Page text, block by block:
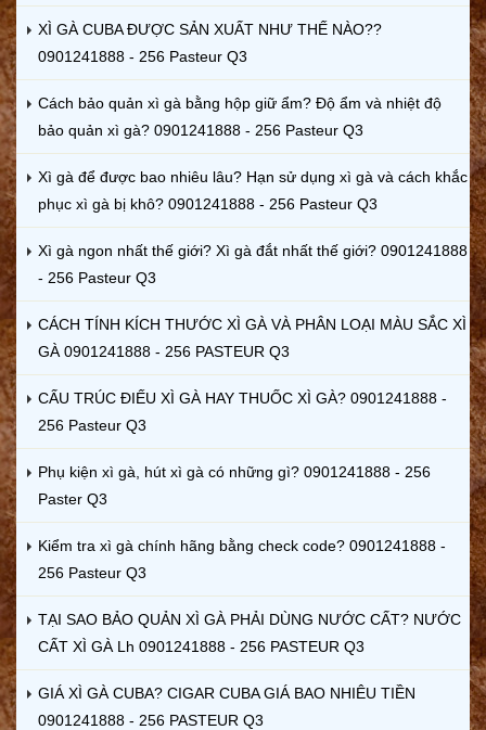
XÌ GÀ CUBA ĐƯỢC SẢN XUẤT NHƯ THẾ NÀO??
0901241888 - 256 Pasteur Q3
Cách bảo quản xì gà bằng hộp giữ ẩm? Độ ẩm và nhiệt độ
bảo quản xì gà? 0901241888 - 256 Pasteur Q3
Xì gà để được bao nhiêu lâu? Hạn sử dụng xì gà và cách khắc
phục xì gà bị khô? 0901241888 - 256 Pasteur Q3
Xì gà ngon nhất thế giới? Xì gà đắt nhất thế giới? 0901241888
- 256 Pasteur Q3
CÁCH TÍNH KÍCH THƯỚC XÌ GÀ VÀ PHÂN LOẠI MÀU SẮC XÌ
GÀ 0901241888 - 256 PASTEUR Q3
CẤU TRÚC ĐIẾU XÌ GÀ HAY THUỐC XÌ GÀ? 0901241888 -
256 Pasteur Q3
Phụ kiện xì gà, hút xì gà có những gì? 0901241888 - 256
Paster Q3
Kiểm tra xì gà chính hãng bằng check code? 0901241888 -
256 Pasteur Q3
TẠI SAO BẢO QUẢN XÌ GÀ PHẢI DÙNG NƯỚC CẤT? NƯỚC
CẤT XÌ GÀ Lh 0901241888 - 256 PASTEUR Q3
GIÁ XÌ GÀ CUBA? CIGAR CUBA GIÁ BAO NHIÊU TIỀN
0901241888 - 256 PASTEUR Q3